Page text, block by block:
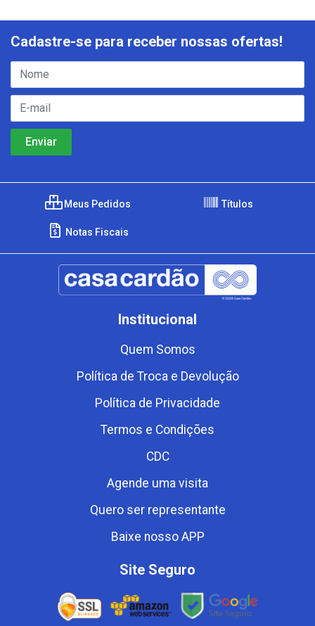
Cadastre-se para receber nossas ofertas!
Meus Pedidos Títulos
Notas Fiscais
Institucional
Quem Somos
Política de Troca e Devolução
Política de Privacidade
Termos e Condições
CDC
Agende uma visita
Quero ser representante
Baixe nosso APP
Site Seguro